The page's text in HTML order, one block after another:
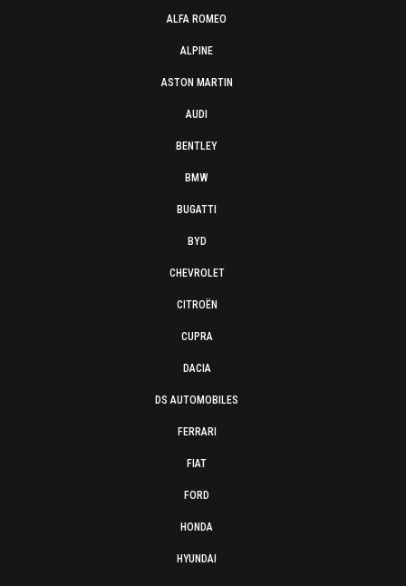
ALFA ROMEO
ALPINE
ASTON MARTIN
AUDI
BENTLEY
BMW
BUGATTI
BYD
CHEVROLET
CITROËN
CUPRA
DACIA
DS AUTOMOBILES
FERRARI
FIAT
FORD
HONDA
HYUNDAI